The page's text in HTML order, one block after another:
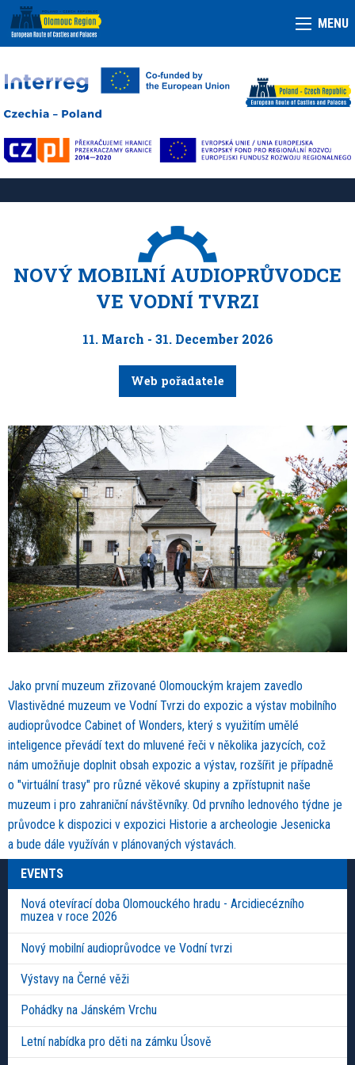
MENU
NOVÝ MOBILNÍ AUDIOPRŮVODCE
VE VODNÍ TVRZI
11. March - 31. December 2026
Web pořadatele
Jako první muzeum zřizované Olomouckým krajem zavedlo
Vlastivědné muzeum ve Vodní Tvrzi do expozic a výstav mobilního
audioprůvodce Cabinet of Wonders, který s využitím umělé
inteligence převádí text do mluvené řeči v několika jazycích, což
nám umožňuje doplnit obsah expozic a výstav, rozšířit je případně
o "virtuální trasy" pro různé věkové skupiny a zpřístupnit naše
muzeum i pro zahraniční návštěvníky. Od prvního lednového týdne je
průvodce k dispozici v expozici Historie a archeologie Jesenicka
a bude dále využíván v plánovaných výstavách.
EVENTS
Nová otevírací doba Olomouckého hradu - Arcidiecézního
muzea v roce 2026
Nový mobilní audioprůvodce ve Vodní tvrzi
Výstavy na Černé věži
Pohádky na Jánském Vrchu
Letní nabídka pro děti na zámku Úsově